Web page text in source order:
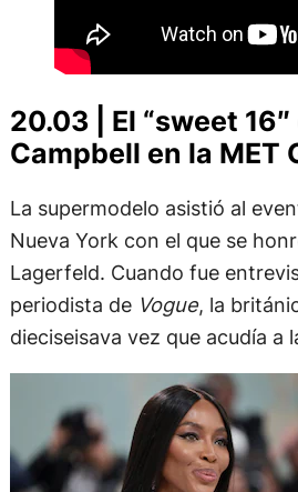
20.03 | El “sweet
Campbell en la MET
La supermodelo asistió al
Nueva York con el que se
Lagerfeld. Cuando fue
periodista de Vogue, la
dieciseisava vez que acudía a